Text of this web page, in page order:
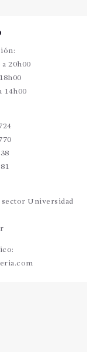
20h00
14h00
sector Universidad